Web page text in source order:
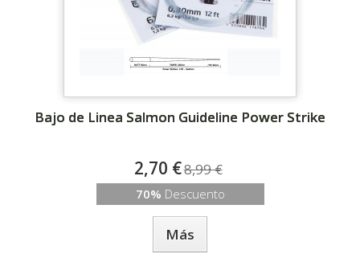
Bajo de Linea Salmon Guideline Power Strike
2,70 €8,99 €
70% Descuento
Más